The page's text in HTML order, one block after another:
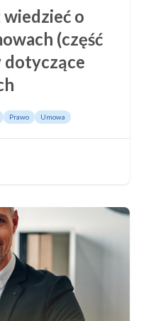
o
(część
dotyczące
Prawo Umowa